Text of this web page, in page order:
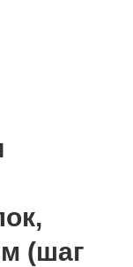
(шаг